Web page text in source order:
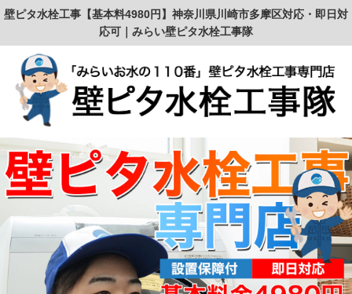
壁ピタ水栓工事【基本料4980円】神奈川県川崎市多摩区対応・即日対
応可｜みらい壁ピタ水栓工事隊